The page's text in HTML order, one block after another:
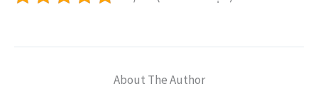
About The Author